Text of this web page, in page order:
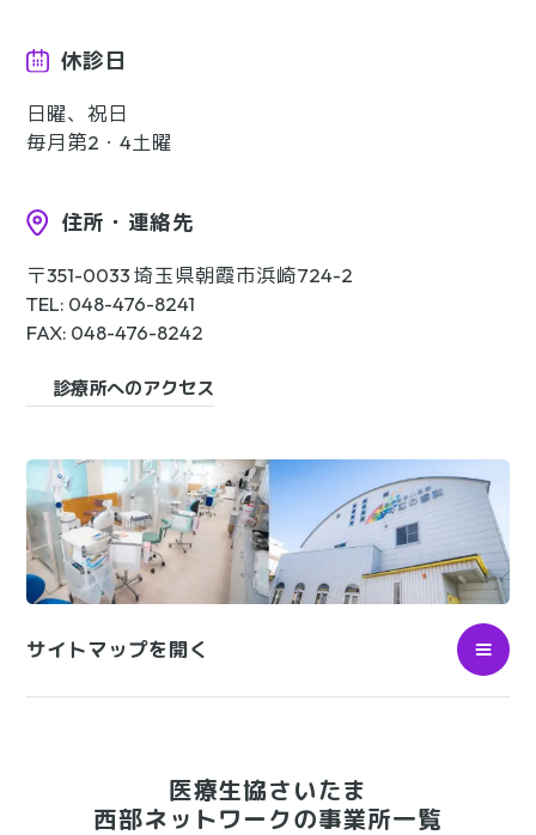
休診日
日曜、祝日
毎月第2・4土曜
住所・連絡先
〒351-0033 埼玉県朝霞市浜崎724-2
TEL: 048-476-8241
FAX: 048-476-8242
診療所へのアクセス
サイトマップを開く
医療生協さいたま
西部ネットワークの事業所一覧